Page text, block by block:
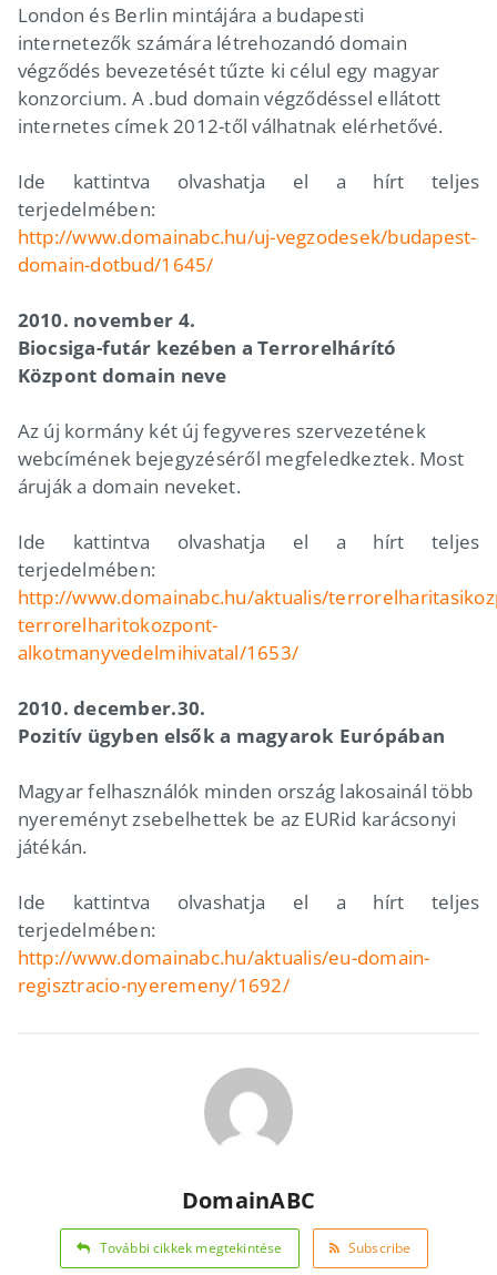
London és Berlin mintájára a budapesti
internetezők számára létrehozandó domain
végződés bevezetését tűzte ki célul egy magyar
konzorcium. A .bud domain végződéssel ellátott
internetes címek 2012-től válhatnak elérhetővé.
Ide kattintva olvashatja el a hírt teljes
terjedelmében:
http://www.domainabc.hu/uj-vegzodesek/budapest-
domain-dotbud/1645/
2010. november 4.
Biocsiga-futár kezében a Terrorelhárító
Központ domain neve
Az új kormány két új fegyveres szervezetének
webcímének bejegyzéséről megfeledkeztek. Most
áruják a domain neveket.
Ide kattintva olvashatja el a hírt teljes
terjedelmében:
http://www.domainabc.hu/aktualis/
terrorelharitokozpont-
alkotmanyvedelmihivatal/1653/
2010. december.30.
Pozitív ügyben elsők a magyarok Európában
Magyar felhasználók minden ország lakosainál több
nyereményt zsebelhettek be az EURid karácsonyi
játékán.
Ide kattintva olvashatja el a hírt teljes
terjedelmében:
http://www.domainabc.hu/aktualis/eu-domain-
regisztracio-nyeremeny/1692/
DomainABC
További cikkek megtekintése Subscribe